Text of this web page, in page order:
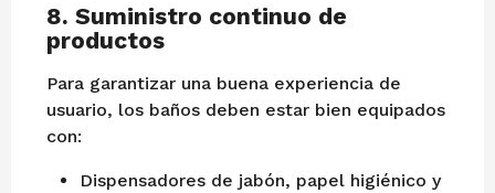
8. Suministro continuo de
productos
Para garantizar una buena experiencia de
usuario, los baños deben estar bien equipados
con:
Dispensadores de jabón, papel higiénico y